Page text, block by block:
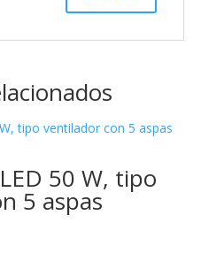
50 W, tipo
5 aspas